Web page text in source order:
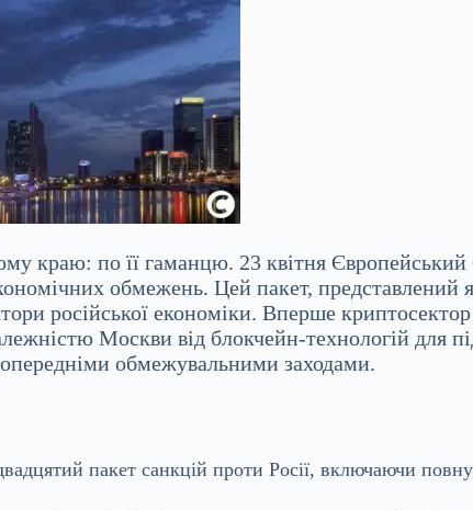
краю: по її гаманцю. 23 квітня
обмежень. Цей пакет,
російської економіки. Вперше
Москви від блокчейн-технологій для
обмежувальними заходами.
пакет санкцій проти Росії, включаючи